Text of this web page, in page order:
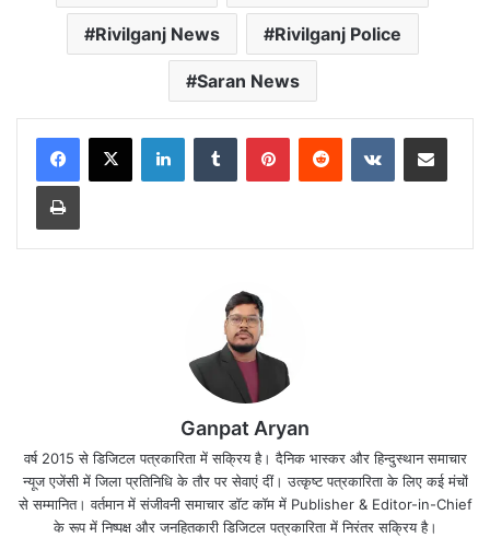
Rivilganj News Rivilganj Police
Saran News
LinkedInTumblr PinterestReddit VKontakteShare via Email
Print
Ganpat Aryan
वर्ष 2015 से डिजिटल पत्रकारिता में सक्रिय है। दैनिक भास्कर और हिन्दुस्थान समाचार
न्यूज एजेंसी में जिला प्रतिनिधि के तौर पर सेवाएं दीं। उत्कृष्ट पत्रकारिता के लिए कई मंचों
से सम्मानित। वर्तमान में संजीवनी समाचार डॉट कॉम में Publisher & Editor-in-Chief
के रूप में निष्पक्ष और जनहितकारी डिजिटल पत्रकारिता में निरंतर सक्रिय है।